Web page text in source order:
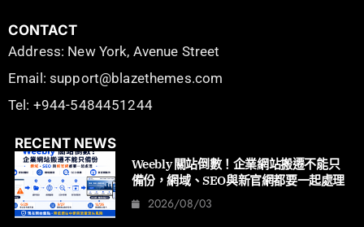
CONTACT
Address: New York, Avenue Street
Email: support@blazethemes.com
Tel: +944-5484451244
RECENT NEWS
Weebly 關站倒數！企業網站搬遷不能只
備份，網域、SEO與新官網都要一起處理
2026/08/03